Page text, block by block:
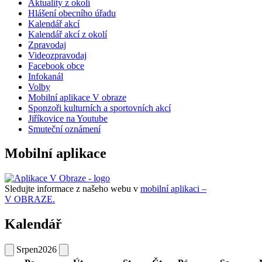
Aktuality z okolí
Hlášení obecního úřadu
Kalendář akcí
Kalendář akcí z okolí
Zpravodaj
Videozpravodaj
Facebook obce
Infokanál
Volby
Mobilní aplikace V obraze
Sponzoři kulturních a sportovních akcí
Jiříkovice na Youtube
Smuteční oznámení
Mobilní aplikace
Sledujte informace z našeho webu v mobilní aplikaci –
V OBRAZE.
Kalendář
Srpen2026